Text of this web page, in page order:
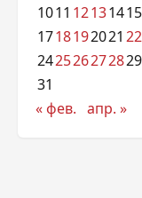
1011 12131415
1718192021 22
242526272829
31
« фев. апр. »